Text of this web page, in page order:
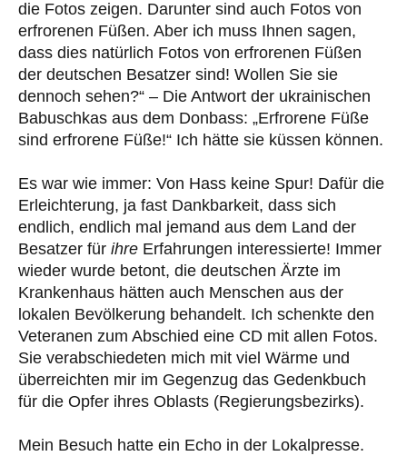
die Fotos zeigen. Darunter sind auch Fotos von
erfrorenen Füßen. Aber ich muss Ihnen sagen,
dass dies natürlich Fotos von erfrorenen Füßen
der deutschen Besatzer sind! Wollen Sie sie
dennoch sehen?“ – Die Antwort der ukrainischen
Babuschkas aus dem Donbass: „Erfrorene Füße
sind erfrorene Füße!“ Ich hätte sie küssen können.
Es war wie immer: Von Hass keine Spur! Dafür die
Erleichterung, ja fast Dankbarkeit, dass sich
endlich, endlich mal jemand aus dem Land der
Besatzer für ihre Erfahrungen interessierte! Immer
wieder wurde betont, die deutschen Ärzte im
Krankenhaus hätten auch Menschen aus der
lokalen Bevölkerung behandelt. Ich schenkte den
Veteranen zum Abschied eine CD mit allen Fotos.
Sie verabschiedeten mich mit viel Wärme und
überreichten mir im Gegenzug das Gedenkbuch
für die Opfer ihres Oblasts (Regierungsbezirks).
Mein Besuch hatte ein Echo in der Lokalpresse.